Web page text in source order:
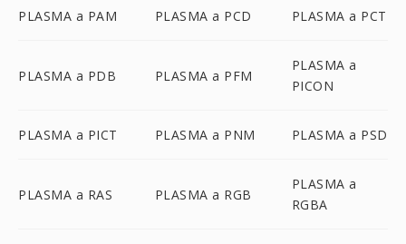
PLASMA a PAM PLASMA a PCD PLASMA a PCT
PLASMA a PDB PLASMA a PFM
PLASMA a
PICON
PLASMA a PICT PLASMA a PNM PLASMA a PSD
PLASMA a RAS PLASMA a RGB
PLASMA a
RGBA